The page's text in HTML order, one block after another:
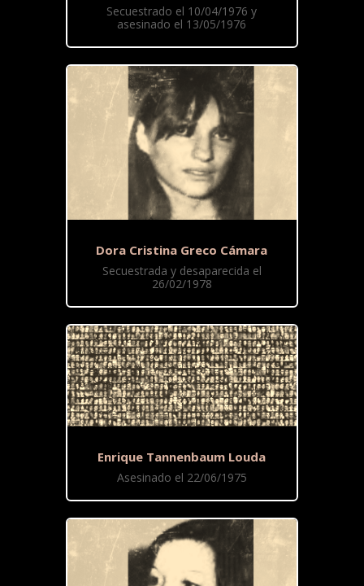
Secuestrado el 10/04/1976 y
asesinado el 13/05/1976
Dora Cristina Greco Cámara
Secuestrada y desaparecida el
26/02/1978
Enrique Tannenbaum Louda
Asesinado el 22/06/1975